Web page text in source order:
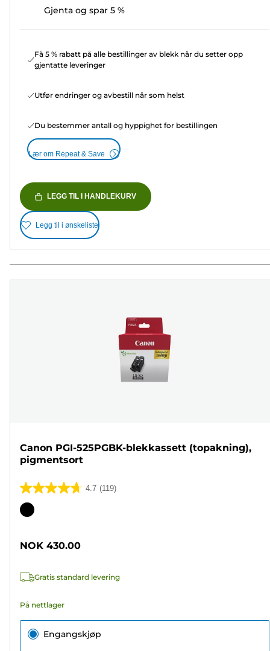
Gjenta og spar 5 %
Få 5 % rabatt på alle bestillinger av blekk når du setter opp
gjentatte leveringer
Utfør endringer og avbestill når som helst
Du bestemmer antall og hyppighet for bestillingen
Lær om Repeat & Save
LEGG TIL I HANDLEKURV
Legg til i ønskeliste
Canon PGI-525PGBK-blekkassett (topakning),
pigmentsort
4.7 (119)
4.7
av
119
Fargekassett
NOK 430.00
Gratis standard levering
På nettlager
Engangskjøp